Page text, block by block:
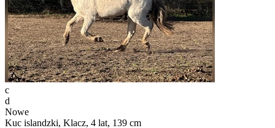
c
d
Nowe
Kuc islandzki, Klacz, 4 lat, 139 cm